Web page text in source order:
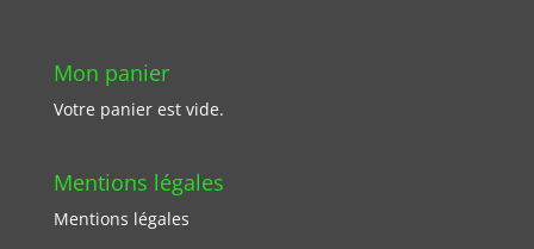
Mon panier
Votre panier est vide.
Mentions légales
Mentions légales